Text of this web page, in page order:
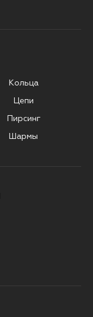
Кольца
Цепи
Пирсинг
Шармы